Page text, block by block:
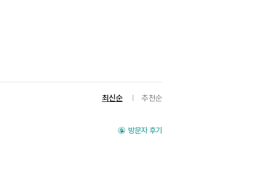
최신순 추천순
방문자 후기